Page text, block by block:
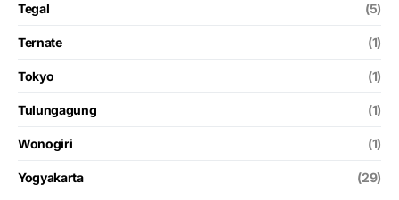
Tegal (5)
Ternate (1)
Tokyo (1)
Tulungagung (1)
Wonogiri (1)
Yogyakarta (29)